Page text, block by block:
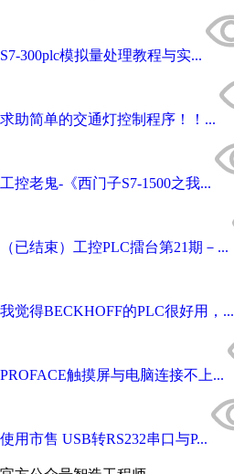
S7-300plc模拟量处理教程与实...
求助简单的交通灯控制程序！！...
工控老鬼-《西门子S7-1500之我...
（已结束）工控PLC擂台第21期－...
我觉得BECKHOFF的PLC很好用，...
PROFACE触摸屏与电脑连接不上...
使用市售 USB转RS232串口与P...